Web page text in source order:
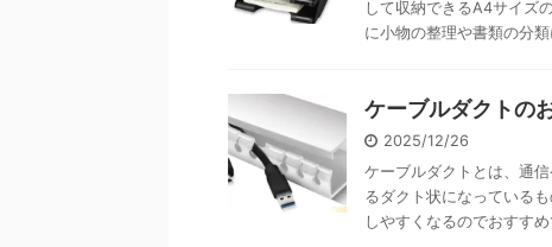
して収納できるA4サイズ
に小物の整理や書類の分
ケーブルダクトの
2025/12/26
ケーブルダクトとは、通
るダクト状になっている
しやすくなるのでおすす